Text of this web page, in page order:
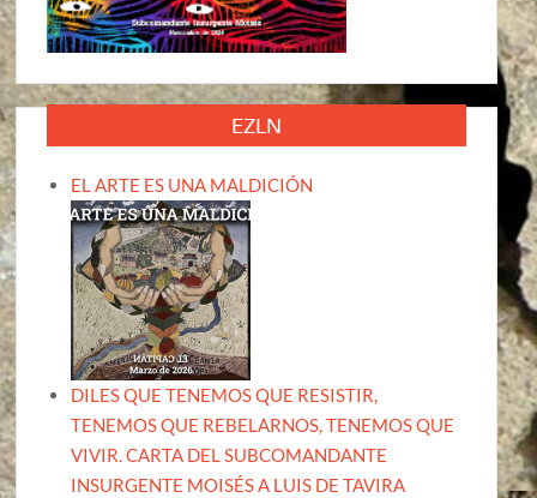
EZLN
EL ARTE ES UNA MALDICIÓN
DILES QUE TENEMOS QUE RESISTIR,
TENEMOS QUE REBELARNOS, TENEMOS QUE
VIVIR. CARTA DEL SUBCOMANDANTE
INSURGENTE MOISÉS A LUIS DE TAVIRA